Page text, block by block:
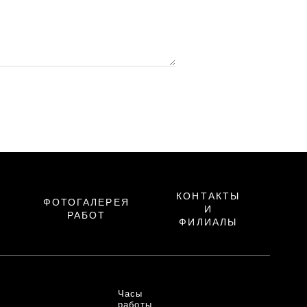
ФОТОГАЛЕРЕЯ
РАБОТ
КОНТАКТЫ
И
ФИЛИАЛЫ
Часы
работы